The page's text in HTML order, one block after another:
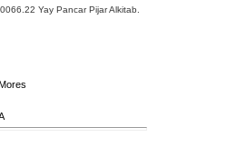
Yay Pancar Pijar Alkitab.